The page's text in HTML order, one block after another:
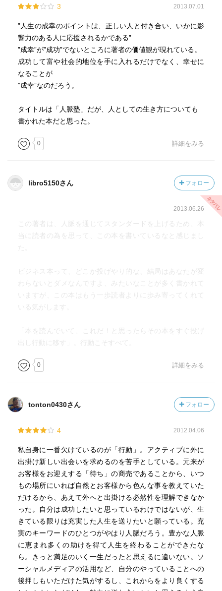
3 2013.07.01
”人生の成幸のポイントは、正しい人と付き合い、いかに影
響力のある人に応援されるかである”
”成幸”が”成功”でないところに著者の価値観が現れている。
成功して富や社会的地位を手に入れるだけでなく、幸せに
なることが
”成幸”なのだろう。
タイトルは「人脈塾」だが、人としての生き方についても
書かれた本だと思った。
0 詳細をみる
libro5150さん フォロー
2013.06.26
この著者は、人脈を通じてスタンダードを上げるため、本
当に読者の為を思って、この本を書いているなと感じまし
た。
ビジネス本って、どこか投げやり的な、結局はあなたが変
わらないとダメなんですよ、みたいなことが多く書かれて
いますが、この本はもう一歩読者よりに歩み寄ってくれて
いる気がします。
「本を読んでいて、これだ！と思ったらその本をすぐ投げ
出し行動に移す」。行動こそすべて。
0 詳細をみる
tonton0430さん フォロー
4 2012.04.06
私自身に一番欠けているのが「行動」。アクティブに外に
出掛け新しい出会いを求めるのを苦手としている。元来が
お客様をお迎えする「待ち」の商売であることから、いつ
もの場所にいれば自然とお客様から色んな事を教えていた
だけるから、あえて外へと出掛ける必然性を理解できなか
った。自分は成功したいと思っているわけではないが、生
きている限りは充実した人生を送りたいと願っている。充
実のキーワードのひとつがやはり人脈だろう。豊かな人脈
に恵まれ多くの助けを得て人生を終わることができたな
ら。きっと満足のいく一生だったと思えるに違いない。ソ
ーシャルメディアの活用など、自分のやっていることへの
後押しもいただけた気がするし、これからをより良くする